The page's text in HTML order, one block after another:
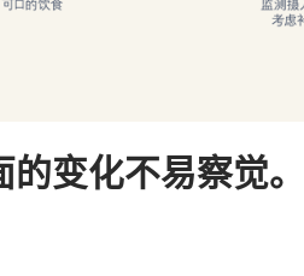
的变化不易察觉。